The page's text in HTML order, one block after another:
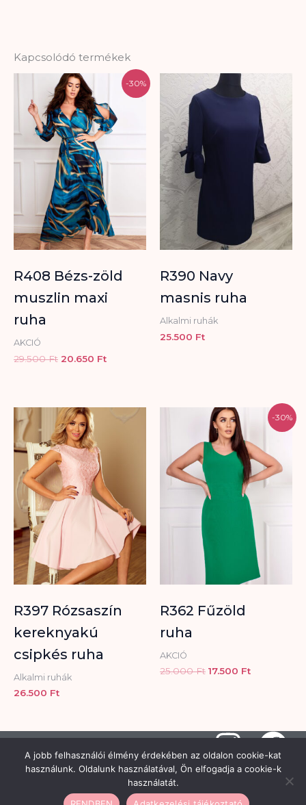
Kapcsolódó termékek
-30%
R408 Bézs-zöld
muszlin maxi
ruha
AKCIÓ
29.500Ft
Original
price
was:
29.500 Ft.
20.650 Ft
Current
price
is:
20.650 Ft.
R390 Navy
masnis ruha
Alkalmi ruhák
25.500 Ft
R397 Rózsaszín
kereknyakú
csipkés ruha
Alkalmi ruhák
26.500 Ft
-30%
R362 Fűzöld
ruha
AKCIÓ
25.000Ft
Original
price
was:
25.000 Ft.
17.500 Ft
Current
price
17.500 Ft.
I
n
F
a
Adatkezelési tájékoztató-
Elállási minta-
Copyright © 2026 Hisztéria Női
Divatüzlet | Minden jog fenntartva |
Készítette a
CsabaInformatika.NET
A jobb felhasználói élmény érdekében az oldalon cookie-kat
használunk. Oldalunk használatával, Ön elfogadja a cookie-k
használatát.